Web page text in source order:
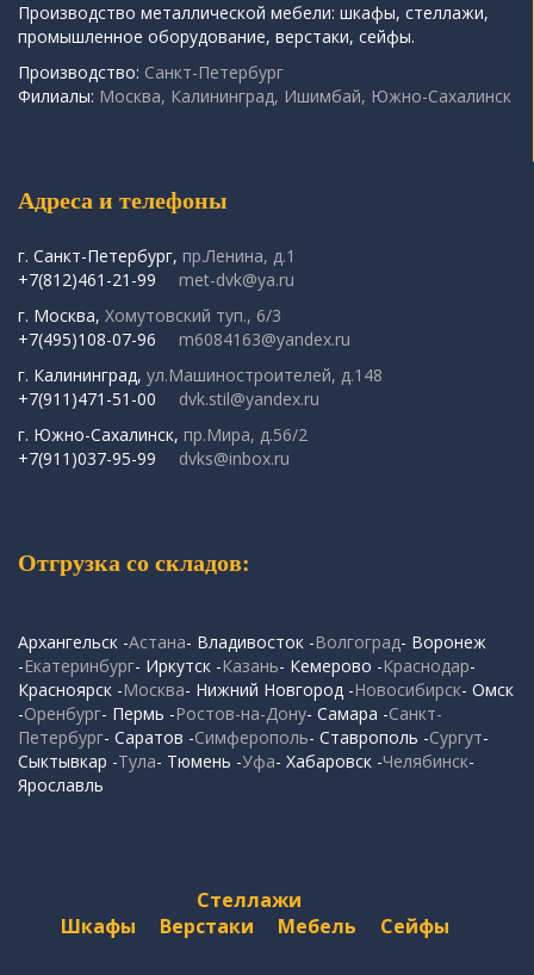
Производство металлической мебели: шкафы, стеллажи,
промышленное оборудование, верстаки, сейфы.
Производство: Санкт-Петербург
Филиалы: Москва, Калининград, Ишимбай, Южно-Сахалинск
Адреса и телефоны
г. Санкт-Петербург, пр.Ленина, д.1
+7(812)461-21-99
met-dvk@ya.ru
г. Москва, Хомутовский туп., 6/3
+7(495)108-07-96
m6084163@yandex.ru
г. Калининград, ул.Машиностроителей, д.148
+7(911)471-51-00
dvk.stil@yandex.ru
г. Южно-Сахалинск, пр.Мира, д.56/2
+7(911)037-95-99
dvks@inbox.ru
Отгрузка со складов:
Архангельск -Астана- Владивосток -Волгоград- Воронеж
-Екатеринбург- Иркутск -Казань- Кемерово -Краснодар-
Красноярск -Москва- Нижний Новгород -Новосибирск- Омск
-Оренбург- Пермь -Ростов-на-Дону- Самара -Санкт-
Петербург- Саратов -Симферополь- Ставрополь -Сургут-
Сыктывкар -Тула- Тюмень -Уфа- Хабаровск -Челябинск-
Ярославль
Стеллажи
Шкафы
Верстаки Мебель Сейфы